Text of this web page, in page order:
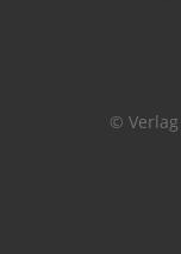
© Verlag